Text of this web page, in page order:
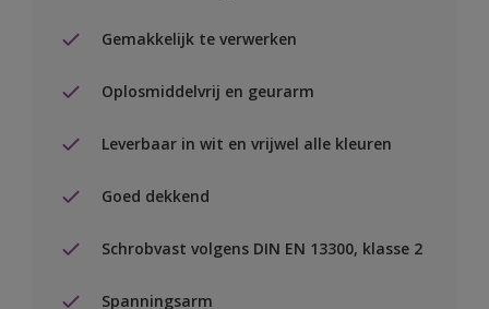
Gemakkelijk te verwerken
Oplosmiddelvrij en geurarm
Leverbaar in wit en vrijwel alle kleuren
Goed dekkend
Schrobvast volgens DIN EN 13300, klasse 2
Spanningsarm